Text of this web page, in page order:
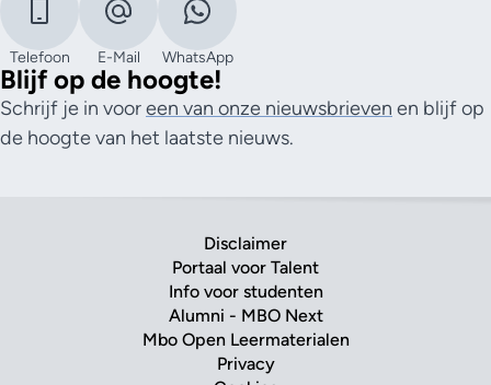
Telefoon E-Mail WhatsApp
Blijf op de hoogte!
Schrijf je in vooreen van onze nieuwsbrieven en blijf op
de hoogte van het laatste nieuws.
Disclaimer
Portaal voor Talent
Info voor studenten
Alumni - MBO Next
Mbo Open Leermaterialen
Privacy